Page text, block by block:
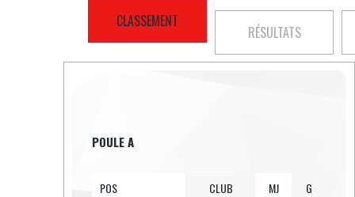
CLASSEMENT
RÉSULTATS
POULE A
POS CLUB MJ
G